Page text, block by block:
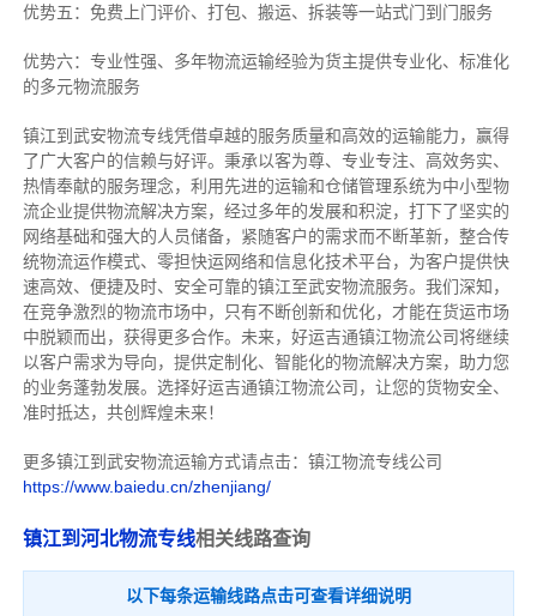
优势五：免费上门评价、打包、搬运、拆装等一站式门到门服务
优势六：专业性强、多年物流运输经验为货主提供专业化、标准化
的多元物流服务
镇江到武安物流专线凭借卓越的服务质量和高效的运输能力，赢得
了广大客户的信赖与好评。 秉承以客为尊、专业专注、高效务实、
热情奉献的服务理念，利用先进的运输和仓储管理系统为中小型物
流企业提供物流解决方案，经过多年的发展和积淀，打下了坚实的
网络基础和强大的人员储备，紧随客户的需求而不断革新，整合传
统物流运作模式、零担快运网络和信息化技术平台，为客户提供快
速高效、便捷及时、安全可靠的镇江至武安物流服务。 我们深知，
在竞争激烈的物流市场中，只有不断创新和优化，才能在货运市场
中脱颖而出，获得更多合作。 未来，好运吉通镇江物流公司将继续
以客户需求为导向，提供定制化、智能化的物流解决方案，助力您
的业务蓬勃发展。选择好运吉通镇江物流公司，让您的货物安全、
准时抵达，共创辉煌未来！
更多镇江到武安物流运输方式请点击：镇江物流专线公司
https://www.baiedu.cn/zhenjiang/
镇江到河北物流专线相关线路查询
以下每条运输线路点击可查看详细说明